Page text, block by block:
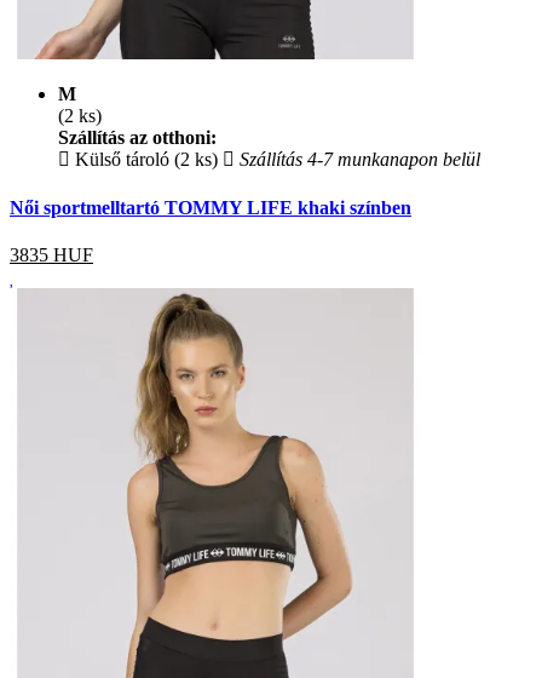
M
(2 ks)
Szállítás az otthoni:
Külső tároló (2 ks)
Szállítás 4-7 munkanapon belül
Női sportmelltartó TOMMY LIFE khaki színben
3835 HUF